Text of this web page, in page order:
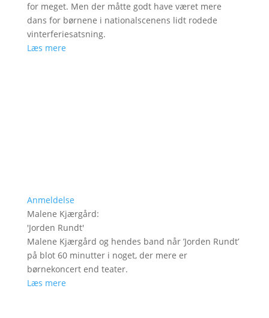
for meget. Men der måtte godt have været mere
dans for børnene i nationalscenens lidt rodede
vinterferiesatsning.
Læs mere
Anmeldelse
Malene Kjærgård:
'Jorden Rundt'
Malene Kjærgård og hendes band når ’Jorden Rundt’
på blot 60 minutter i noget, der mere er
børnekoncert end teater.
Læs mere